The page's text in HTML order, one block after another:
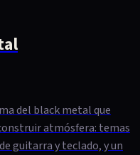
del black metal que
atmósfera: temas
guitarra y teclado, y un